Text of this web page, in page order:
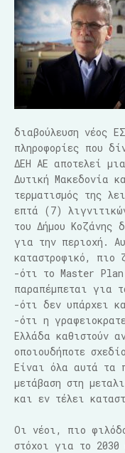
διαβούλευση νέος
πληροφορίες που
ΔΕΗ ΑΕ αποτελεί
Δυτική Μακεδονία
τερματισμός της
επτά (7)
του Δήμου Κοζάνης
για την περιοχή.
καταστροφικό, πιο
-ότι το Master
παραπέμπεται για
-ότι δεν υπάρχει
-ότι η
Ελλάδα καθιστούν
οποιουδήποτε
Είναι όλα αυτά τα
μετάβαση στη
και εν τέλει
Οι νέοι, πιο
στόχοι για το 2030